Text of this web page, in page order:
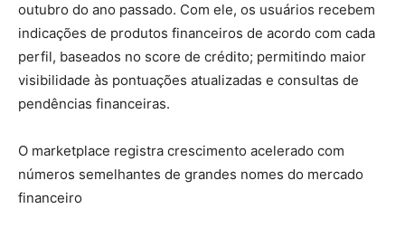
outubro do ano passado. Com ele, os usuários recebem
indicações de produtos financeiros de acordo com cada
perfil, baseados no score de crédito; permitindo maior
visibilidade às pontuações atualizadas e consultas de
pendências financeiras.
O marketplace registra crescimento acelerado com
números semelhantes de grandes nomes do mercado
financeiro